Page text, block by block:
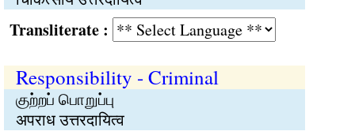
:
Responsibility - Criminal
குற்றப் பொறுப்பு
अपराध उत्तरदायित्व